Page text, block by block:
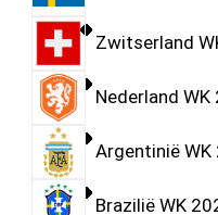
Zwitserland
Nederland
Argentinië
Brazilië WK